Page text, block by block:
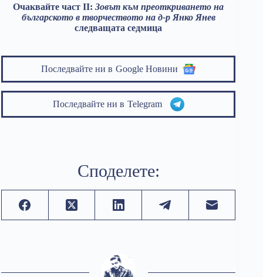
Очаквайте част II:Зовът към преоткриването на
българското в творчеството на д-р Янко Янев
следващата седмица
Последвайте ни в Google Новини
Последвайте ни в Telegram
Споделете: